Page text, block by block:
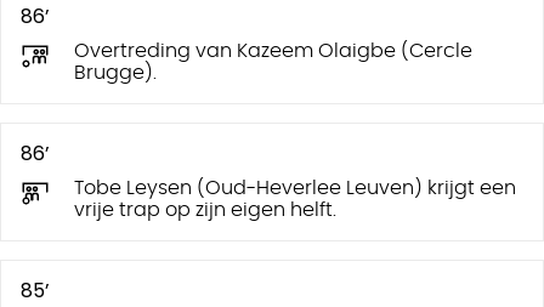
86’
Overtreding van Kazeem Olaigbe (Cercle
Brugge).
86’
Tobe Leysen (Oud-Heverlee Leuven) krijgt een
vrije trap op zijn eigen helft.
85’